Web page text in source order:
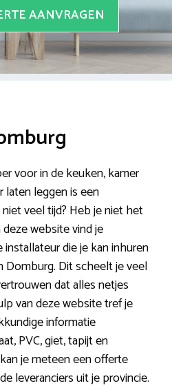
AANVRAGEN
voor in de keuken, kamer
laten leggen is een
veel tijd? Heb je niet het
website vind je
die je kan inhuren
Domburg. Dit scheelt je veel
dat alles netjes
van deze website tref je
informatie
PVC, giet, tapijt en
je meteen een offerte
leveranciers uit je provincie.